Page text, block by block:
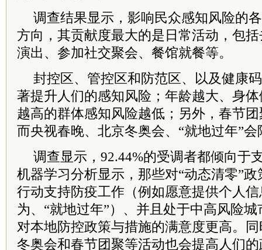
调查结果显示，影响民众感知风险的
方向，其贡献度最大的是日常活动，包
演出、参加社交聚会、餐馆就餐等。
封控区、管控区和防范区、以及健康
著提升人们的感知风险；年龄越大、身
越高的群体感知风险越低；另外，春节
而央视春晚、北京冬奥会、“就地过年”
调查显示，92.44%的受调者都倾向于
机器学习分析显示，那些对“动态清零”
行动支持防疫工作（例如愿意提供个人
为、“就地过年”）、并且处于中高风险
对本地防控政策与措施的满意度更高。
冬奥会和春节团聚等活动也会提高人们